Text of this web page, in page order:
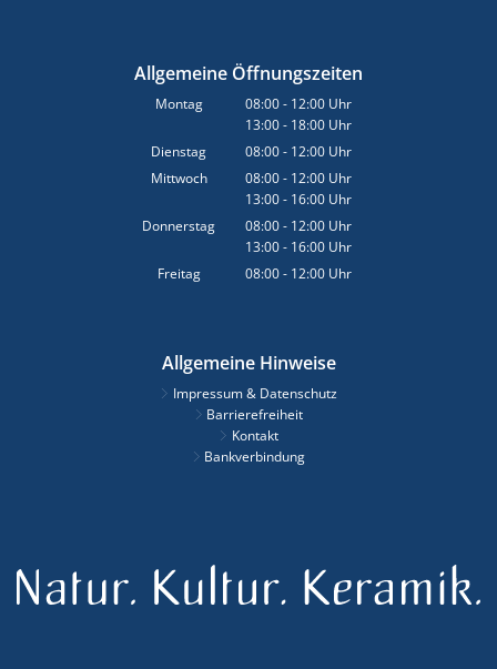
Allgemeine Öffnungszeiten
Montag 08:00- 12:00 Uhr
Von 08:00 bis 12:00 Uhr
13:00- 18:00 Uhr
Von 13:00 bis 18:00 Uhr
Dienstag 08:00- 12:00 Uhr
Von 08:00 bis 12:00 Uhr
Mittwoch 08:00- 12:00 Uhr
Von 08:00 bis 12:00 Uhr
13:00- 16:00 Uhr
Von 13:00 bis 16:00 Uhr
Donnerstag 08:00- 12:00 Uhr
Von 08:00 bis 12:00 Uhr
13:00- 16:00 Uhr
Von 13:00 bis 16:00 Uhr
Freitag 08:00- 12:00 Uhr
Allgemeine Hinweise
Impressum & Datenschutz
Barrierefreiheit
Kontakt
Bankverbindung